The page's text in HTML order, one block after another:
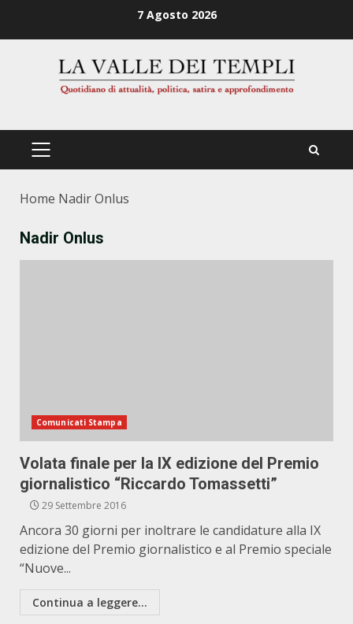
7 Agosto 2026
PRIMÄRES
Home Nadir Onlus
Nadir Onlus
Comunicati Stampa
Volata finale per la IX edizione del Premio
giornalistico “Riccardo Tomassetti”
29 Settembre 2016
Ancora 30 giorni per inoltrare le candidature alla IX
edizione del Premio giornalistico e al Premio speciale
“Nuove...
Continua a leggere...